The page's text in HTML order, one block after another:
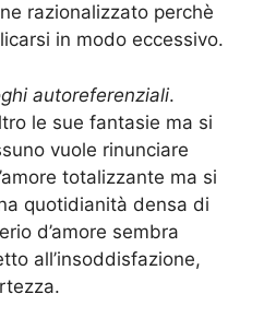
razionalizzato perchè
in modo eccessivo.
autoreferenziali.
le sue fantasie ma si
vuole rinunciare
totalizzante ma si
quotidianità densa di
d’amore sembra
all’insoddisfazione,